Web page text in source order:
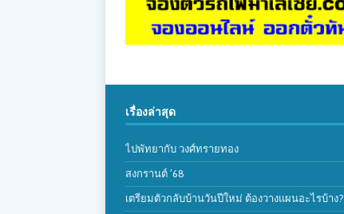
เรื่องล่าสุด
ไปพัทยากับ วงศ์ทรายทอง
สงกรานต์ ’68
เตรียมตัวกลับบ้านวันปีใหม่ ต้องวางแผนอะไรบ้าง?